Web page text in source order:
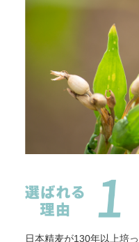
日本精麦が130年以上培